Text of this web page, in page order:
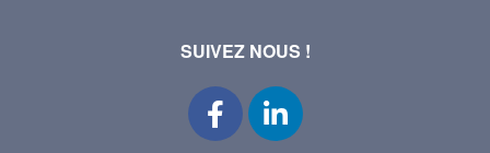
SUIVEZ NOUS !